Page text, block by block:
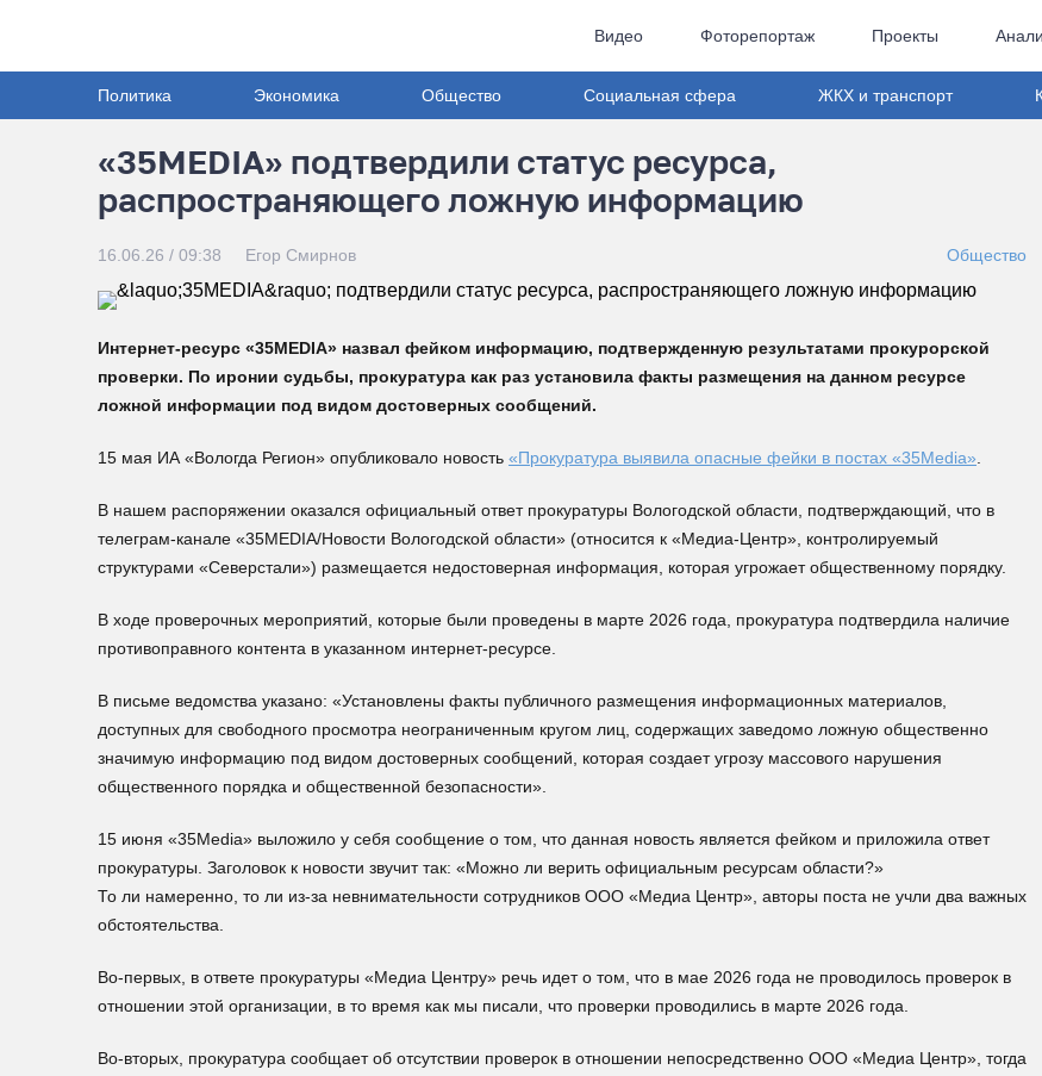
Видео Фоторепортаж Проекты
Политика Экономика Общество Социальная сфера ЖКХ и транспорт
«35MEDIA» подтвердили статус ресурса,
распространяющего ложную информацию
16.06.26 / 09:38 Егор Смирнов Общество
Интернет-ресурс «35MEDIA» назвал фейком информацию, подтвержденную результатами прокурорской
проверки. По иронии судьбы, прокуратура как раз установила факты размещения на данном ресурсе
ложной информации под видом достоверных сообщений.
15 мая ИА «Вологда Регион» опубликовало новость «Прокуратура выявила опасные фейки в постах «35Media»
В нашем распоряжении оказался официальный ответ прокуратуры Вологодской области, подтверждающий, что в
телеграм-канале «35MEDIA/Новости Вологодской области» (относится к «Медиа-Центр», контролируемый
структурами «Северстали») размещается недостоверная информация, которая угрожает общественному порядку.
В ходе проверочных мероприятий, которые были проведены в марте 2026 года, прокуратура подтвердила наличие
противоправного контента в указанном интернет-ресурсе.
В письме ведомства указано: «Установлены факты публичного размещения информационных материалов,
доступных для свободного просмотра неограниченным кругом лиц, содержащих заведомо ложную общественно
значимую информацию под видом достоверных сообщений, которая создает угрозу массового нарушения
общественного порядка и общественной безопасности».
15 июня «35Media» выложило у себя сообщение о том, что данная новость является фейком и приложила ответ
прокуратуры. Заголовок к новости звучит так: «Можно ли верить официальным ресурсам области?»
То ли намеренно, то ли из-за невнимательности сотрудников ООО «Медиа Центр», авторы поста не учли два важных
обстоятельства.
Во-первых, в ответе прокуратуры «Медиа Центру» речь идет о том, что в мае 2026 года не проводилось проверок в
отношении этой организации, в то время как мы писали, что проверки проводились в марте 2026 года.
Во-вторых, прокуратура сообщает об отсутствии проверок в отношении непосредственно ООО «Медиа Центр», тогда